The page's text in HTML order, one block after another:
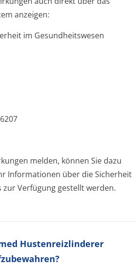
anzeigen:
im Gesundheitswesen
melden, können Sie dazu
Informationen über die Sicherheit
zur Verfügung gestellt werden.
Hustenreizlinderer